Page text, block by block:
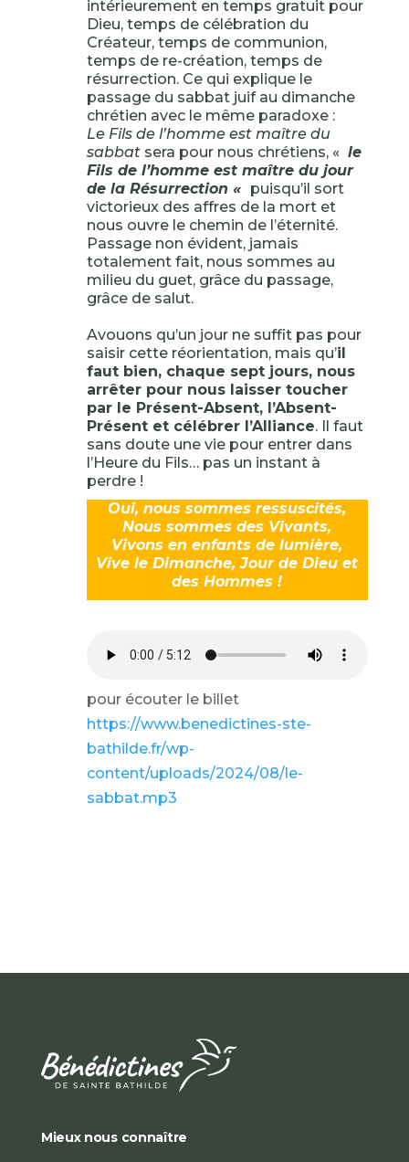
intérieurement en temps gratuit pour
Dieu, temps de célébration du
Créateur, temps de communion,
temps de re-création, temps de
résurrection. Ce qui explique le
passage du sabbat juif au dimanche
chrétien avec le même paradoxe :
Le Fils de l’homme est maître du
sabbatsera pour nous chrétiens, « le
Fils de l’homme est maître du jour
de la Résurrection « puisqu’il sort
victorieux des affres de la mort et
nous ouvre le chemin de l’éternité.
Passage non évident, jamais
totalement fait, nous sommes au
milieu du guet, grâce du passage,
grâce de salut.
Avouons qu’un jour ne suffit pas pour
saisir cette réorientation, mais qu’il
faut bien, chaque sept jours, nous
arrêter pour nous laisser toucher
par le Présent-Absent, l’Absent-
Présent et célébrer l’Alliance. Il faut
sans doute une vie pour entrer dans
l’Heure du Fils… pas un instant à
perdre !
Oui, nous sommes ressuscités,
Nous sommes des Vivants,
Vivons en enfants de lumière,
Vive le Dimanche, Jour de Dieu et
des Hommes !
pour écouter le billet
https://www.benedictines-ste-
bathilde.fr/wp-
content/uploads/2024/08/le-
sabbat.mp3
Mieux nous connaître